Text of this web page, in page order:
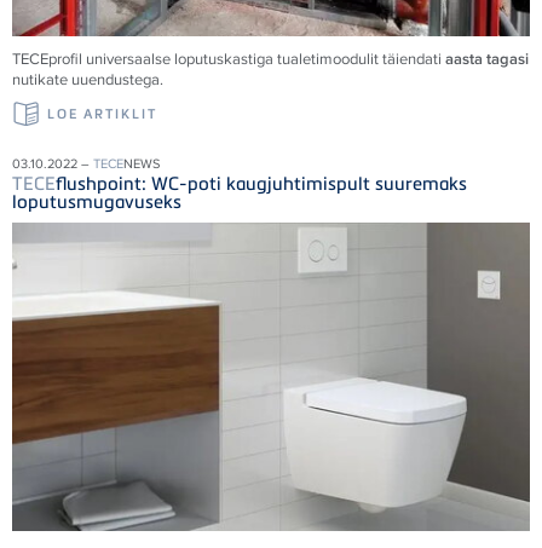
TECEprofil universaalse loputuskastiga tualetimoodulit täiendati aasta tagasi
nutikate uuendustega.
LOE ARTIKLIT
03.10.2022 – TECENEWS
TECEflushpoint: WC-poti kaugjuhtimispult suuremaks
loputusmugavuseks